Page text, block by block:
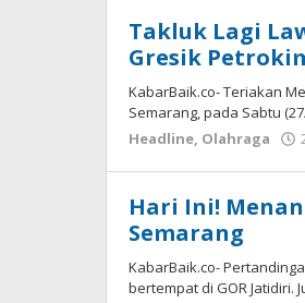
Takluk Lagi
Gresik
KabarBaik.co- Teriakan
Semarang, pada Sabtu
Headline, Olahraga
Hari Ini!
Semarang
KabarBaik.co-
bertempat di GOR Jatidiri.